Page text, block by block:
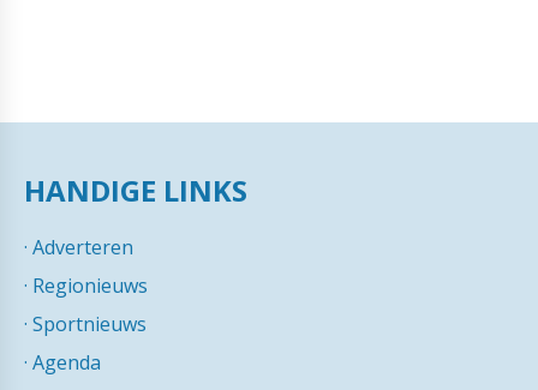
HANDIGE LINKS
· Adverteren
· Regionieuws
· Sportnieuws
· Agenda